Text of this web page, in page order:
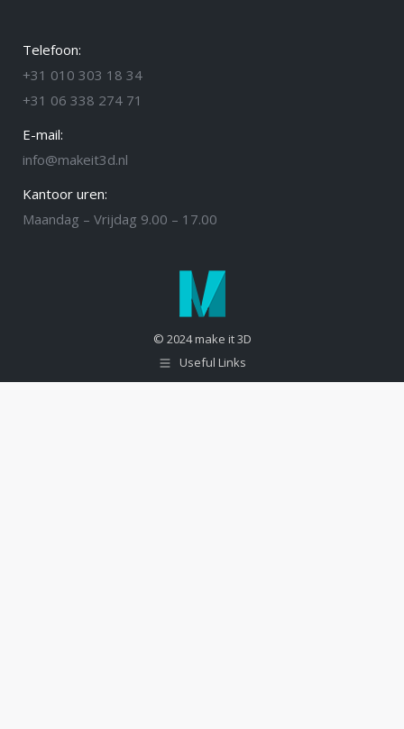
Telefoon:
+31 010 303 18 34
+31 06 338 274 71
E-mail:
info@makeit3d.nl
Kantoor uren:
Maandag – Vrijdag 9.00 – 17.00
© 2024 make it 3D
Useful Links